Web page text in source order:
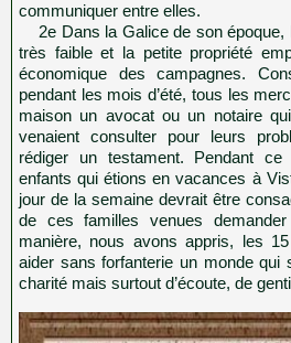
communiquer entre elles.
2e Dans la Galice de son époque,
très faible et la petite propriété
économique des campagnes.
pendant les mois d’été, tous les
maison un avocat ou un notaire
venaient consulter pour leurs
rédiger un testament. Pendant
enfants qui étions en vacances à
jour de la semaine devrait être
de ces familles venues
manière, nous avons appris, les
aider sans forfanterie un monde qui
charité mais surtout d’écoute, de